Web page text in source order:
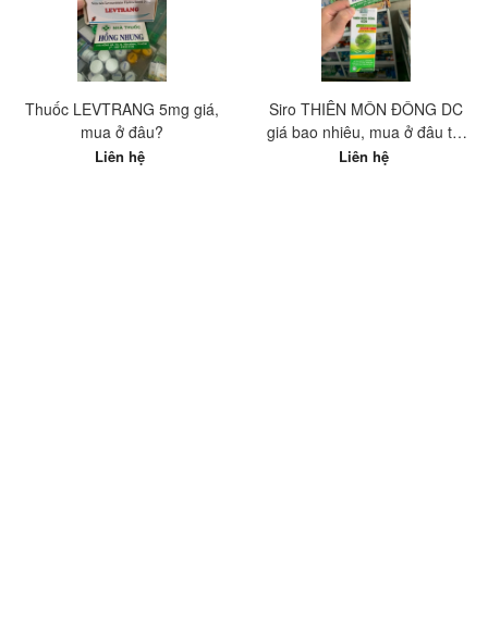
Thuốc LEVTRANG 5mg giá,
mua ở đâu?
Liên hệ
Siro THIÊN MÔN ĐÔNG DC
giá bao nhiêu, mua ở đâu tốt
nhất?
Liên hệ